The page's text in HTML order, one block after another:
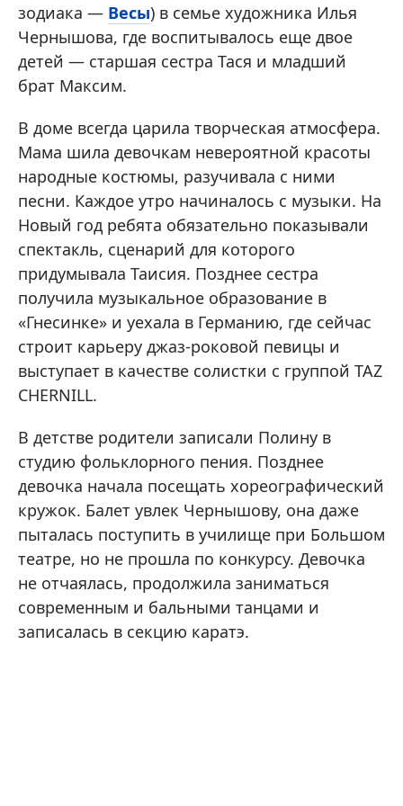
зодиака — Весы) в семье художника Илья
Чернышова, где воспитывалось еще двое
детей — старшая сестра Тася и младший
брат Максим.
В доме всегда царила творческая атмосфера.
Мама шила девочкам невероятной красоты
народные костюмы, разучивала с ними
песни. Каждое утро начиналось с музыки. На
Новый год ребята обязательно показывали
спектакль, сценарий для которого
придумывала Таисия. Позднее сестра
получила музыкальное образование в
«Гнесинке» и уехала в Германию, где сейчас
строит карьеру джаз-роковой певицы и
выступает в качестве солистки с группой TAZ
CHERNILL.
В детстве родители записали Полину в
студию фольклорного пения. Позднее
девочка начала посещать хореографический
кружок. Балет увлек Чернышову, она даже
пыталась поступить в училище при Большом
театре, но не прошла по конкурсу. Девочка
не отчаялась, продолжила заниматься
современным и бальными танцами и
записалась в секцию каратэ.